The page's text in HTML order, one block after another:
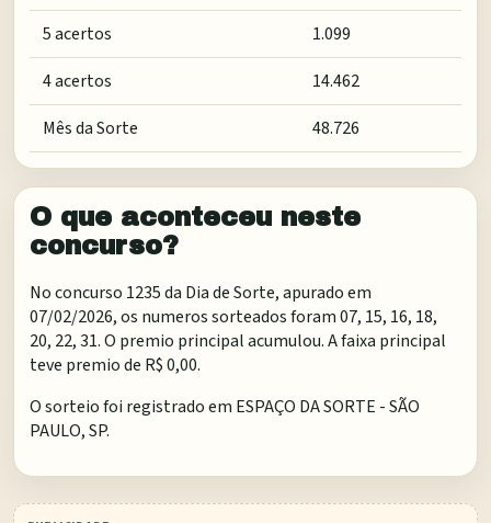
5 acertos
1.099
4 acertos
14.462
Mês da Sorte
48.726
O que aconteceu neste
concurso?
No concurso 1235 da Dia de Sorte, apurado em
07/02/2026, os numeros sorteados foram 07, 15, 16, 18,
20, 22, 31. O premio principal acumulou. A faixa principal
teve premio de R$ 0,00.
O sorteio foi registrado em ESPAÇO DA SORTE - SÃO
PAULO, SP.